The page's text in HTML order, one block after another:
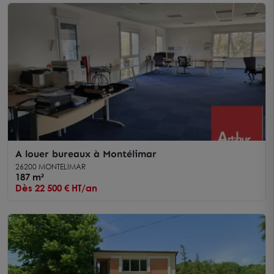
A louer bureaux à Montélimar
26200 MONTELIMAR
187 m²
Dès 22 500 € HT/an